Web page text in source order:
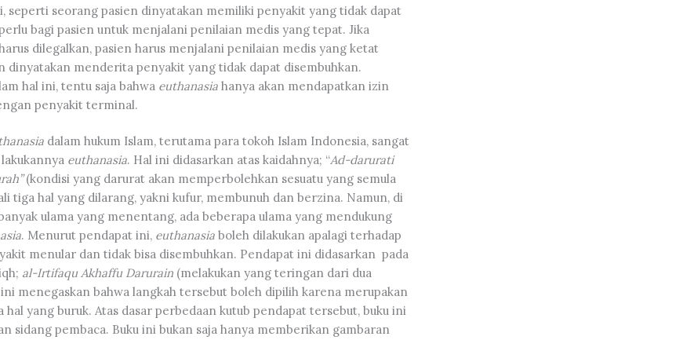
seperti seorang pasien dinyatakan memiliki penyakit yang tidak dapat
bagi pasien untuk menjalani penilaian medis yang tepat. Jika
dilegalkan, pasien harus menjalani penilaian medis yang ketat
dinyatakan menderita penyakit yang tidak dapat disembuhkan.
hal ini, tentu saja bahwa euthanasiahanya akan mendapatkan izin
penyakit terminal.
dalam hukum Islam, terutama para tokoh Islam Indonesia, sangat
euthanasia. Hal ini didasarkan atas kaidahnya; “Ad-darurati
(kondisi yang darurat akan memperbolehkan sesuatu yang semula
tiga hal yang dilarang, yakni kufur, membunuh dan berzina. Namun, di
ulama yang menentang, ada beberapa ulama yang mendukung
. Menurut pendapat ini, euthanasiaboleh dilakukan apalagi terhadap
menular dan tidak bisa disembuhkan. Pendapat ini didasarkan pada
al-Irtifaqu Akhaffu Darurain(melakukan yang teringan dari dua
menegaskan bahwa langkah tersebut boleh dipilih karena merupakan
hal yang buruk. Atas dasar perbedaan kutub pendapat tersebut, buku ini
sidang pembaca. Buku ini bukan saja hanya memberikan gambaran